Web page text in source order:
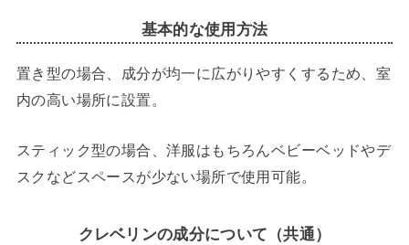
基本的な使用方法
置き型の場合、成分が均一に広がりやすくするため、室
内の高い場所に設置。
スティック型の場合、洋服はもちろんベビーベッドやデ
スクなどスペースが少ない場所で使用可能。
クレベリンの成分について（共通）